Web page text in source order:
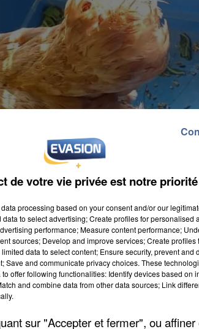
Elle se trouvait aux abords du
elle y a été accueillie
pédagogique par mail à
de votre vie privée est notre priorité
processing based on your consent and/or our
to select advertising; Create profiles for personalised
performance; Measure content performance;
sources; Develop and improve services; Create
data to select content; Ensure security, prevent and
Save and communicate privacy choices. These
offer following functionalities: Identify devices based on
and combine data from other data sources; Link
sur "Accepter et fermer", ou